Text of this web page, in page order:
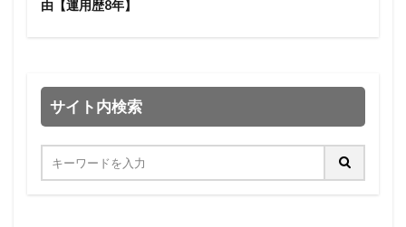
由【運用歴8年】
サイト内検索